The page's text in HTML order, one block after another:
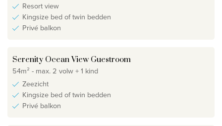
Resort view
Kingsize bed of twin bedden
Privé balkon
Serenity Ocean View Guestroom
54m² - max. 2 volw + 1 kind
Zeezicht
Kingsize bed of twin bedden
Privé balkon